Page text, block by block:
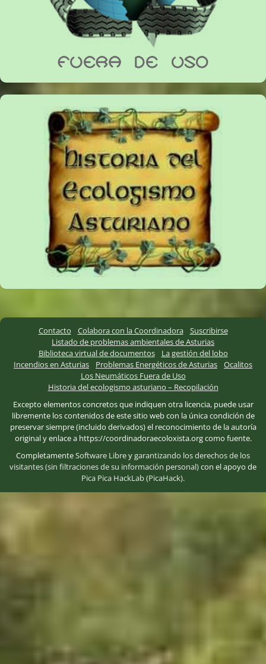
Contacto Colabora con la Coordinadora
Suscribirse
Listado de problemas ambientales de Asturias
Biblioteca virtual de documentos
La gestión del lobo
Incendios en Asturias
Problemas Energéticos de Asturias
Ocalitos
Los Neumáticos Fuera de Uso
Historia del ecologismo asturiano – Recopilación
Excepto elementos concretos que indiquen otra licencia, puede usar
libremente los contenidos de este sitio web con la única condición de
preservar siempre (incluido derivados) el reconocimiento de la autoría
original y enlace a https://coordinadoraecoloxista.org como fuente.
CompletamenteSoftware Libreygarantizando los derechos de los
visitantes (sin filtraciones de su información personal)con el apoyo de
Pica Pica HackLab (PicaHack).